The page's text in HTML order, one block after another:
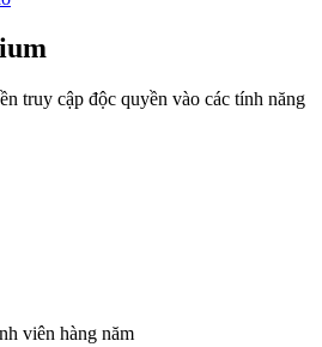
truy cập độc quyền vào các tính năng
viên hàng năm